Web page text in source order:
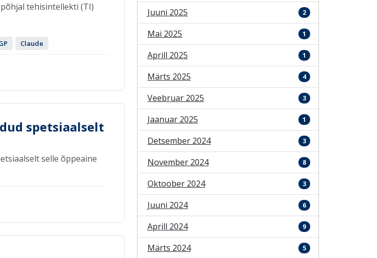
tehisintellekti (TI)
Claude
spetsiaalselt
selle õppeaine
Juuni 2025 2
Mai 2025 1
Aprill 2025 1
Märts 2025 4
Veebruar 2025 3
Jaanuar 2025 1
Detsember 2024 3
November 2024 8
Oktoober 2024 3
Juuni 2024 6
Aprill 2024 9
Märts 2024 5